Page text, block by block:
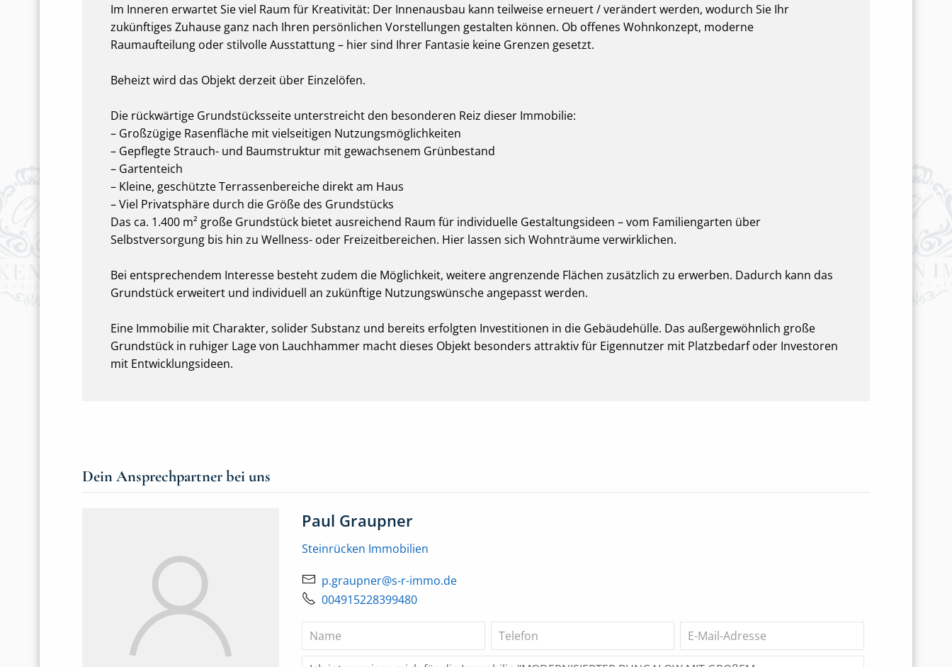
Im Inneren erwartet Sie viel Raum für Kreativität: Der Innenausbau kann teilweise erneuert / verändert werden, wodurch Sie Ihr
zukünftiges Zuhause ganz nach Ihren persönlichen Vorstellungen gestalten können. Ob offenes Wohnkonzept, moderne
Raumaufteilung oder stilvolle Ausstattung – hier sind Ihrer Fantasie keine Grenzen gesetzt.
Beheizt wird das Objekt derzeit über Einzelöfen.
Die rückwärtige Grundstücksseite unterstreicht den besonderen Reiz dieser Immobilie:
– Großzügige Rasenfläche mit vielseitigen Nutzungsmöglichkeiten
– Gepflegte Strauch- und Baumstruktur mit gewachsenem Grünbestand
– Gartenteich
– Kleine, geschützte Terrassenbereiche direkt am Haus
– Viel Privatsphäre durch die Größe des Grundstücks
Das ca. 1.400 m² große Grundstück bietet ausreichend Raum für individuelle Gestaltungsideen – vom Familiengarten über
Selbstversorgung bis hin zu Wellness- oder Freizeitbereichen. Hier lassen sich Wohnträume verwirklichen.
Bei entsprechendem Interesse besteht zudem die Möglichkeit, weitere angrenzende Flächen zusätzlich zu erwerben. Dadurch kann das
Grundstück erweitert und individuell an zukünftige Nutzungswünsche angepasst werden.
Eine Immobilie mit Charakter, solider Substanz und bereits erfolgten Investitionen in die Gebäudehülle. Das außergewöhnlich große
Grundstück in ruhiger Lage von Lauchhammer macht dieses Objekt besonders attraktiv für Eigennutzer mit Platzbedarf oder Investoren
mit Entwicklungsideen.
Dein Ansprechpartner bei uns
Paul Graupner
Steinrücken Immobilien
p.graupner@s-r-immo.de
004915228399480